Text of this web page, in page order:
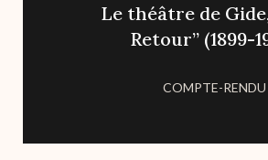
Le théâtre de
Retour” (1899-
COMPTE-RENDU